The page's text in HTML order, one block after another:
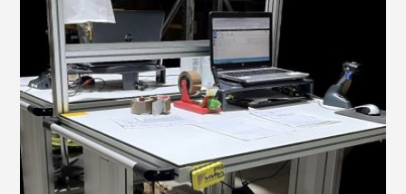
Industrie et production